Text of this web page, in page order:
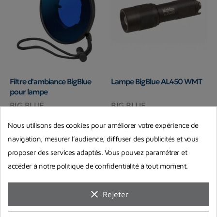
Filtre d'ambiance BigBlue
pour lampe
BIG BLUE
Prix
105,00 €
En stock chez notre fournisseur
Lampe BigBlue AL450 WMT
BIG BLUE
Prix
69,00 €
En stock chez notre fournisseur
Nous utilisons des cookies pour améliorer votre expérience de
navigation, mesurer l’audience, diffuser des publicités et vous
proposer des services adaptés. Vous pouvez paramétrer et
accéder à notre politique de confidentialité à tout moment.
clear Rejeter